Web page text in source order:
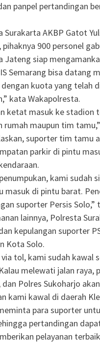
panpel pertandingan
Surakarta AKBP Gatot
900 personel
Jateng siap
Semarang bisa datang
kuota yang telah
kata Wakapolresta.
ketat masuk ke stadion
rumah maupun tim
suporter tim tamu
parkir di pintu
kami sudah
masuk di pintu barat.
suporter Persis
lainnya, Polresta
kepulangan suporter
Kota Solo.
tol, kami sudah kawal
melewati jalan
dan Polres Sukoharjo
kami kawal di daerah
para suporter
pertandingan
pelayanan